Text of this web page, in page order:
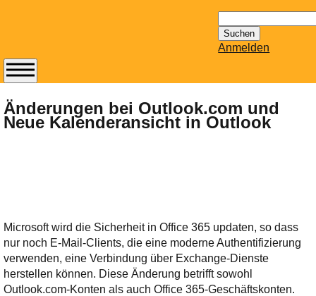
nach:
Anmelden
Änderungen bei Outlook.com und
Neue Kalenderansicht in Outlook
Microsoft wird die Sicherheit in Office 365 updaten, so dass
nur noch E-Mail-Clients, die eine moderne Authentifizierung
verwenden, eine Verbindung über Exchange-Dienste
herstellen können. Diese Änderung betrifft sowohl
Outlook.com-Konten als auch Office 365-Geschäftskonten.
Abonnieren Sie den
14-tägig
erscheinenden
bereithält!
Wie z.B. Outlook,
GMail, Thunderbird
oder auch